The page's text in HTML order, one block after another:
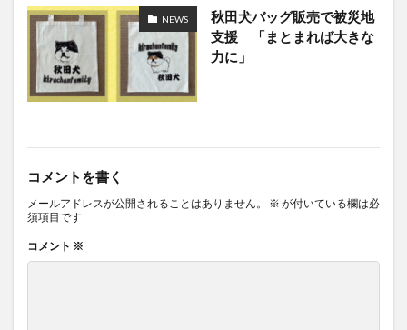
NEWS
秋田犬バッグ販売で被災地
支援 「まとまれば大きな
力に」
コメントを書く
メールアドレスが公開されることはありません。 ※ が付いている欄は必
須項目です
コメント ※